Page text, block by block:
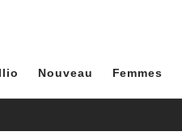
Nouveau Femmes